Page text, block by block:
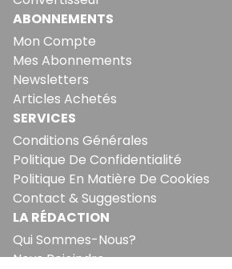
ABONNEMENTS
Mon Compte
Mes Abonnements
Newsletters
Articles Achetés
SERVICES
Conditions Générales
Politique De Confidentialité
Politique En Matière De Cookies
Contact & Suggestions
LA RÉDACTION
Qui Sommes-Nous?
Nous Rejoindre